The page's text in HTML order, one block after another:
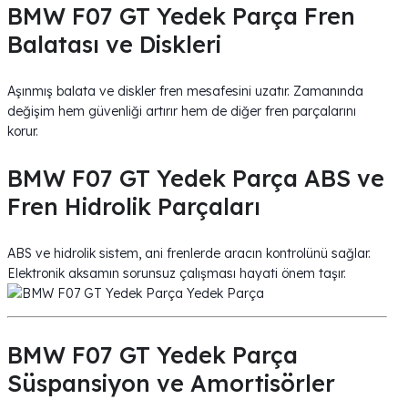
BMW F07 GT Yedek Parça Fren
Balatası ve Diskleri
Aşınmış balata ve diskler fren mesafesini uzatır. Zamanında
değişim hem güvenliği artırır hem de diğer fren parçalarını
korur.
BMW F07 GT Yedek Parça ABS ve
Fren Hidrolik Parçaları
ABS ve hidrolik sistem, ani frenlerde aracın kontrolünü sağlar.
Elektronik aksamın sorunsuz çalışması hayati önem taşır.
BMW F07 GT Yedek Parça
Süspansiyon ve Amortisörler